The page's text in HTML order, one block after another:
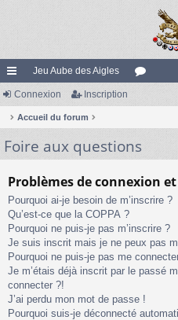
ac
co
ur
s
Jeu Aube des Aigles
m
Connexion Inscription
Accueil du forum
Foire aux questions
Problèmes de connexion
Pourquoi ai-je besoin de m’inscrire ?
Qu’est-ce que la COPPA ?
Pourquoi ne puis-je pas m’inscrire ?
Je suis inscrit mais je ne peux pas
Pourquoi ne puis-je pas me
Je m’étais déjà inscrit par le passé
connecter ?!
J’ai perdu mon mot de passe !
Pourquoi suis-je déconnecté